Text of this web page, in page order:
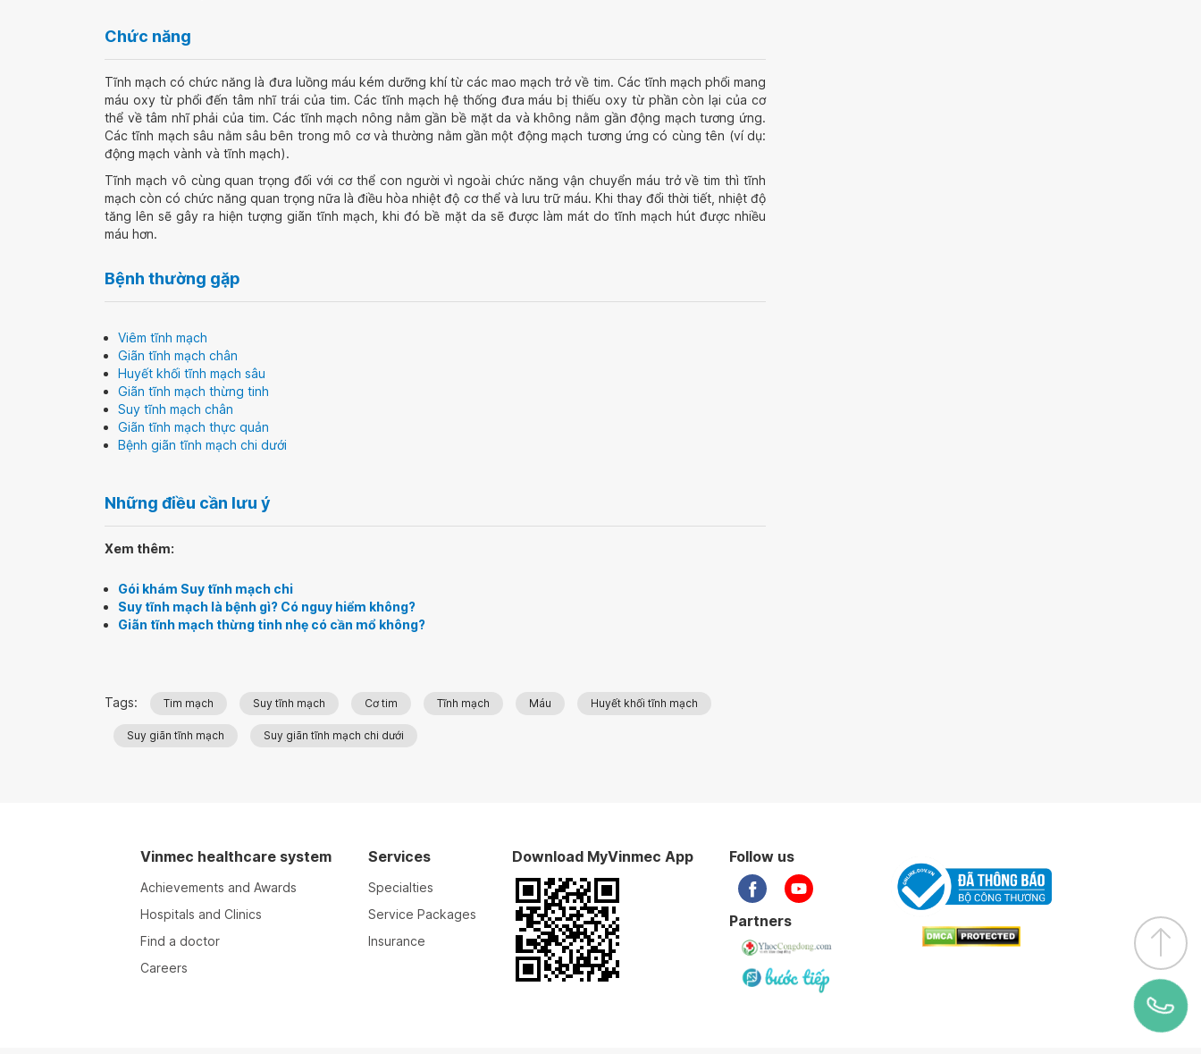
Chức năng
Tĩnh mạch có chức năng là đưa luồng máu kém dưỡng khí từ các mao mạch trở về tim. Các tĩnh mạch phổi mang
máu oxy từ phổi đến tâm nhĩ trái của tim. Các tĩnh mạch hệ thống đưa máu bị thiếu oxy từ phần còn lại của cơ
thể về tâm nhĩ phải của tim. Các tĩnh mạch nông nằm gần bề mặt da và không nằm gần động mạch tương ứng.
Các tĩnh mạch sâu nằm sâu bên trong mô cơ và thường nằm gần một động mạch tương ứng có cùng tên (ví dụ:
động mạch vành và tĩnh mạch).
Tĩnh mạch vô cùng quan trọng đối với cơ thể con người vì ngoài chức năng vận chuyển máu trở về tim thì tĩnh
mạch còn có chức năng quan trọng nữa là điều hòa nhiệt độ cơ thể và lưu trữ máu. Khi thay đổi thời tiết, nhiệt độ
tăng lên sẽ gây ra hiện tượng giãn tĩnh mạch, khi đó bề mặt da sẽ được làm mát do tĩnh mạch hút được nhiều
máu hơn.
Bệnh thường gặp
Viêm tĩnh mạch
Giãn tĩnh mạch chân
Huyết khối tĩnh mạch sâu
Giãn tĩnh mạch thừng tinh
Suy tĩnh mạch chân
Giãn tĩnh mạch thực quản
Bệnh giãn tĩnh mạch chi dưới
Những điều cần lưu ý
Xem thêm:
Gói khám Suy tĩnh mạch chi
Suy tĩnh mạch là bệnh gì? Có nguy hiểm không?
Giãn tĩnh mạch thừng tinh nhẹ có cần mổ không?
Tags: Tim mạch Suy tĩnh mạch Cơ tim Tĩnh mạch Máu Huyết khối tĩnh mạch
Suy giãn tĩnh mạch Suy giãn tĩnh mạch chi dưới
Vinmec healthcare system
Achievements and Awards
Hospitals and Clinics
Find a doctor
Careers
Services
Specialties
Service Packages
Insurance
Download MyVinmec App Follow us
Partners